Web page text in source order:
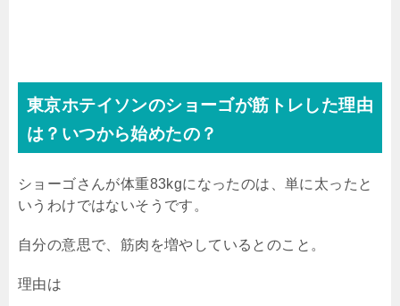
東京ホテイソンのショーゴが筋トレした理由
は？いつから始めたの？
ショーゴさんが体重83kgになったのは、単に太ったと
いうわけではないそうです。
自分の意思で、筋肉を増やしているとのこと。
理由は